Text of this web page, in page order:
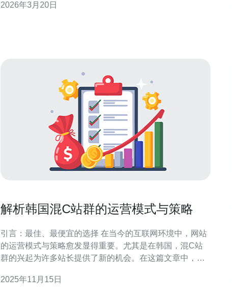
口，说明请求已经到达韩国端。 关键日志字段 关注 时间
2026年3月20日
解析韩国混C站群的运营模式与策略
引言：最佳、最便宜的选择 在当今的互联网环境中，网站
的运营模式与策略愈发显得重要。尤其是在韩国，混C站
群的兴起为许多站长提供了新的机会。在这篇文章中，我
选择最佳、最便宜的服务器来支持这种模式的实施。 什么
2025年11月15日